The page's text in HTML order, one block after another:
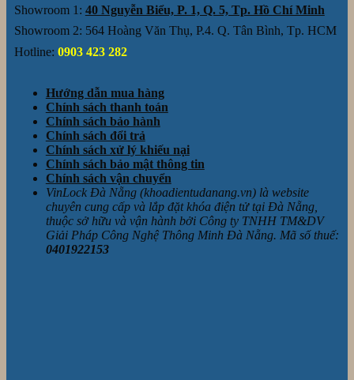
Showroom 1: 40 Nguyễn Biểu, P. 1, Q. 5, Tp. Hồ Chí Minh
Showroom 2: 564 Hoàng Văn Thụ, P.4. Q. Tân Bình, Tp. HCM
Hotline: 0903 423 282
Hướng dẫn mua hàng
Chính sách thanh toán
Chính sách bảo hành
Chính sách đổi trả
Chính sách xử lý khiếu nại
Chính sách bảo mật thông tin
Chính sách vận chuyển
VinLock Đà Nẵng (khoadientudanang.vn) là website
chuyên cung cấp và lắp đặt khóa điện tử tại Đà Nẵng,
thuộc sở hữu và vận hành bởi Công ty TNHH TM&DV
Giải Pháp Công Nghệ Thông Minh Đà Nẵng. Mã số thuế:
0401922153